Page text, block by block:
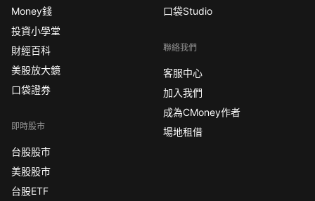
Money錢
投資小學堂
財經百科
美股放大鏡
口袋證券
即時股市
台股股市
美股股市
台股ETF
口袋Studio
聯絡我們
客服中心
加入我們
成為CMoney作者
場地租借